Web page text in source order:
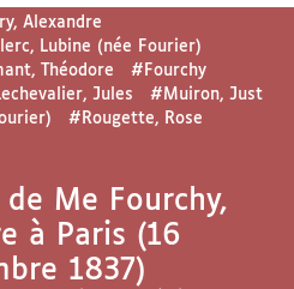
Alexandre
Lubine (née Fourier)
Théodore
#Fourchy
Jules
#Muiron, Just
#Rougette, Rose
de Me Fourchy,
à Paris (16
1837)